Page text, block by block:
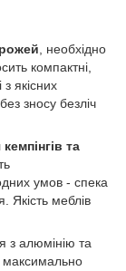
, необхідно
компактні,
якісних
зносу безліч
та
умов - спека
Якість меблів
з алюмінію та
максимально